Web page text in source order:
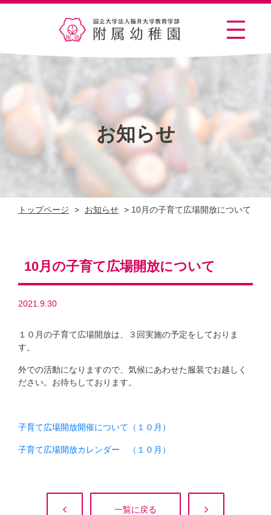
お知らせ
トップページ > お知らせ > 10月の子育て広場開放について
10月の子育て広場開放について
2021.9.30
１０月の子育て広場開放は、３回実施の予定をしておりま
す。
外での活動になりますので、気候にあわせた服装でお越しく
ださい。お待ちしております。
子育て広場開放開催について（１０月）
子育て広場開放カレンダー （１０月）
一覧に戻る